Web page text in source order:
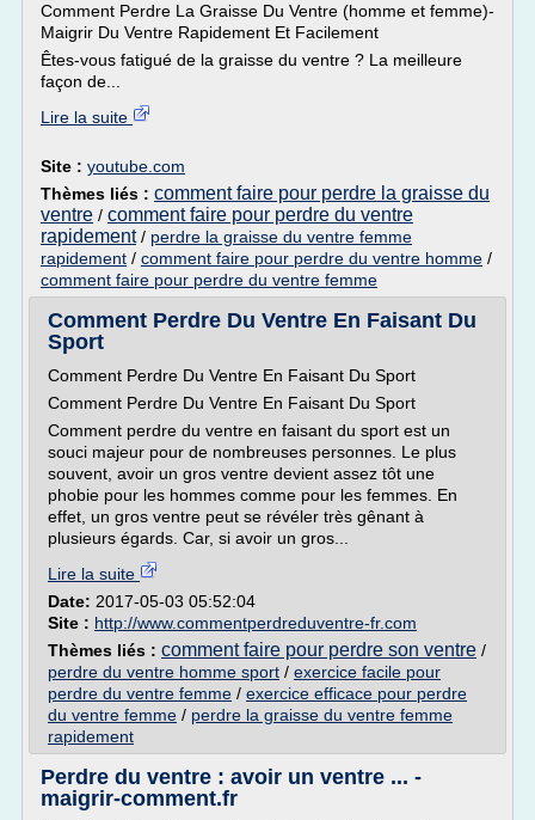
Comment Perdre La Graisse Du Ventre (homme et femme)-
Maigrir Du Ventre Rapidement Et Facilement
Êtes-vous fatigué de la graisse du ventre ? La meilleure
façon de...
Lire la suite
Site : youtube.com
Thèmes liés : comment faire pour perdre la graisse du
ventre / comment faire pour perdre du ventre
rapidement/ perdre la graisse du ventre femme
rapidement / comment faire pour perdre du ventre homme /
comment faire pour perdre du ventre femme
Comment Perdre Du Ventre En Faisant Du
Sport
Comment Perdre Du Ventre En Faisant Du Sport
Comment Perdre Du Ventre En Faisant Du Sport
Comment perdre du ventre en faisant du sport est un
souci majeur pour de nombreuses personnes. Le plus
souvent, avoir un gros ventre devient assez tôt une
phobie pour les hommes comme pour les femmes. En
effet, un gros ventre peut se révéler très gênant à
plusieurs égards. Car, si avoir un gros...
Lire la suite
Date: 2017-05-03 05:52:04
Site : http://www.commentperdreduventre-fr.com
Thèmes liés : comment faire pour perdre son ventre /
perdre du ventre homme sport / exercice facile pour
perdre du ventre femme / exercice efficace pour perdre
du ventre femme / perdre la graisse du ventre femme
rapidement
Perdre du ventre : avoir un ventre ... -
maigrir-comment.fr